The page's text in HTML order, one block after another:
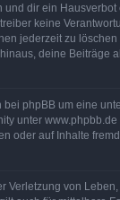
dir ein Hausverbot
keine
jederzeit zu löschen
deine Beiträge
phpBB um eine
unter
oder auf Inhalte
Verletzung von